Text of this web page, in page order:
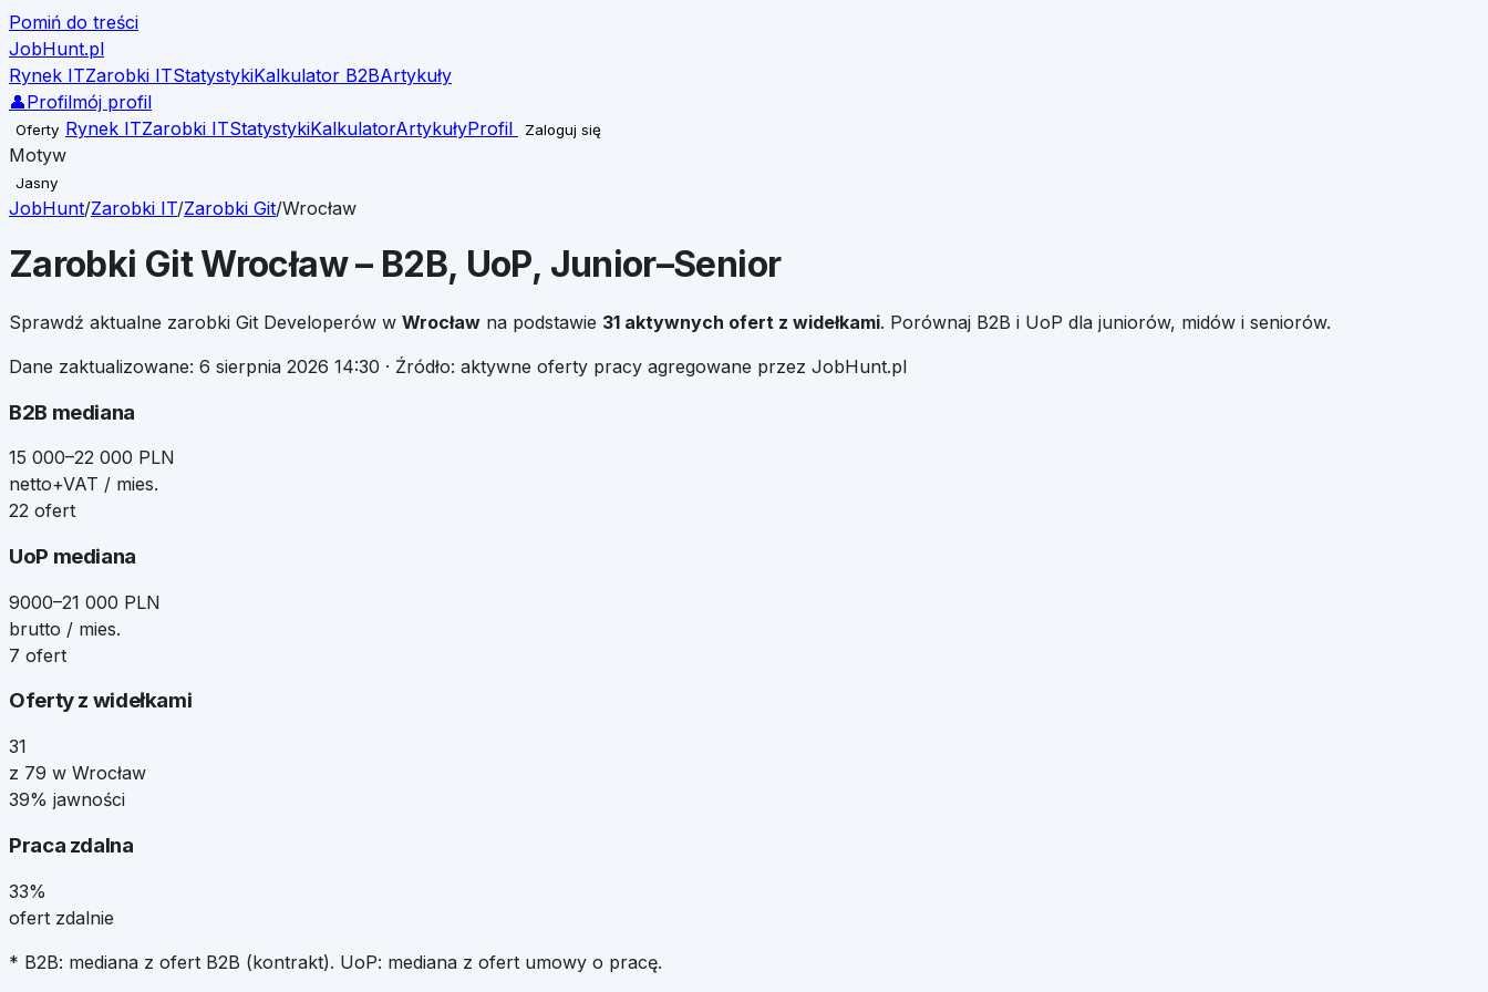
Pomiń do treści
JobHunt.pl
Rynek ITZarobki ITStatystykiKalkulator B2BArtykuły
👤Profilmój profil
Oferty Rynek ITZarobki ITStatystykiKalkulatorArtykułyProfil Zaloguj się
Motyw
Jasny
JobHunt/Zarobki IT/Zarobki Git/Wrocław
Zarobki GitWrocław– B2B, UoP, Junior–Senior
Sprawdź aktualne zarobki Git Developerów w Wrocław na podstawie 31 aktywnych ofert z widełkami. Porównaj B2B i UoP dla juniorów, midów i seniorów.
Dane zaktualizowane: 6 sierpnia 2026 14:30 · Źródło: aktywne oferty pracy agregowane przez JobHunt.pl
B2B mediana
15 000–22 000 PLN
netto+VAT / mies.
22 ofert
UoP mediana
9000–21 000 PLN
brutto / mies.
7 ofert
Oferty z widełkami
31
z 79 w Wrocław
39% jawności
Praca zdalna
33%
ofert zdalnie
* B2B: mediana z ofert B2B (kontrakt). UoP: mediana z ofert umowy o pracę.